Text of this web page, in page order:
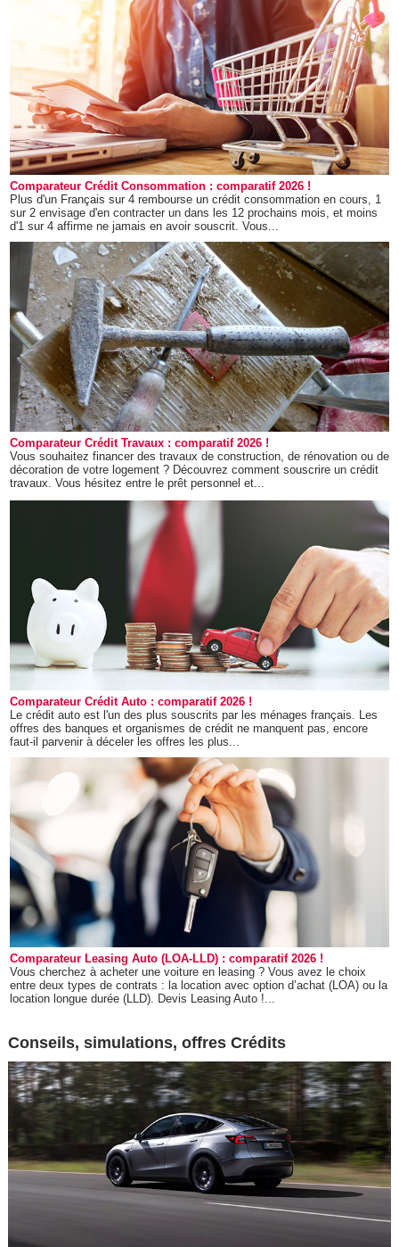
Comparateur Crédit Consommation : comparatif 2026 !
Plus d'un Français sur 4 rembourse un crédit consommation en cours, 1
sur 2 envisage d'en contracter un dans les 12 prochains mois, et moins
d'1 sur 4 affirme ne jamais en avoir souscrit. Vous...
Comparateur Crédit Travaux : comparatif 2026 !
Vous souhaitez financer des travaux de construction, de rénovation ou de
décoration de votre logement ? Découvrez comment souscrire un crédit
travaux. Vous hésitez entre le prêt personnel et...
Comparateur Crédit Auto : comparatif 2026 !
Le crédit auto est l'un des plus souscrits par les ménages français. Les
offres des banques et organismes de crédit ne manquent pas, encore
faut-il parvenir à déceler les offres les plus...
Comparateur Leasing Auto (LOA-LLD) : comparatif 2026 !
Vous cherchez à acheter une voiture en leasing ? Vous avez le choix
entre deux types de contrats : la location avec option d’achat (LOA) ou la
location longue durée (LLD). Devis Leasing Auto !...
Conseils, simulations, offres Crédits